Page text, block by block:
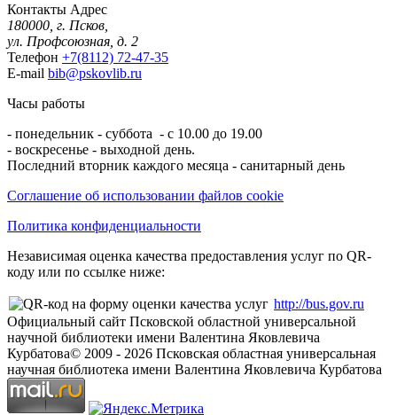
Контакты Адрес
180000, г. Псков,
ул. Профсоюзная, д. 2
Телефон +7(8112) 72-47-35
E-mail bib@pskovlib.ru
Часы работы
- понедельник - суббота - с 10.00 до 19.00
- воскресенье - выходной день.
Последний вторник каждого месяца - санитарный день
Соглашение об использовании файлов cookie
Политика конфиденциальности
Независимая оценка качества предоставления услуг по QR-
коду или по ссылке ниже:
http://bus.gov.ru
Официальный сайт Псковской областной универсальной
научной библиотеки имени Валентина Яковлевича
Курбатова© 2009 - 2026 Псковская областная универсальная
научная библиотека имени Валентина Яковлевича Курбатова